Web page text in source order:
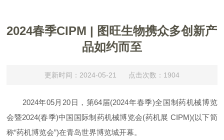
2024春季CIPM | 图旺生物携众多创新产
品如约而至
更新时间：2024-05-21 点击次数：1904
2024年05月20日，第64届(2024年春季)全国制药机械博览
会暨2024(春季)中国国际制药机械博览会(药机展 CIPM)(以下简
称“药机博览会”)在青岛世界博览城开幕。